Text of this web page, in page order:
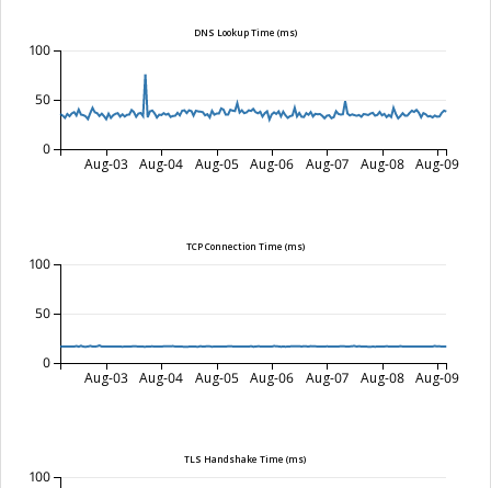
DNS Lookup Time (ms)
Aug-03 Aug-04 Aug-05 Aug-06 Aug-07 Aug-08 Aug-09
0
50
100
TCP Connection Time (ms)
Aug-03 Aug-04 Aug-05 Aug-06 Aug-07 Aug-08 Aug-09
0
50
100
TLS Handshake Time (ms)
100